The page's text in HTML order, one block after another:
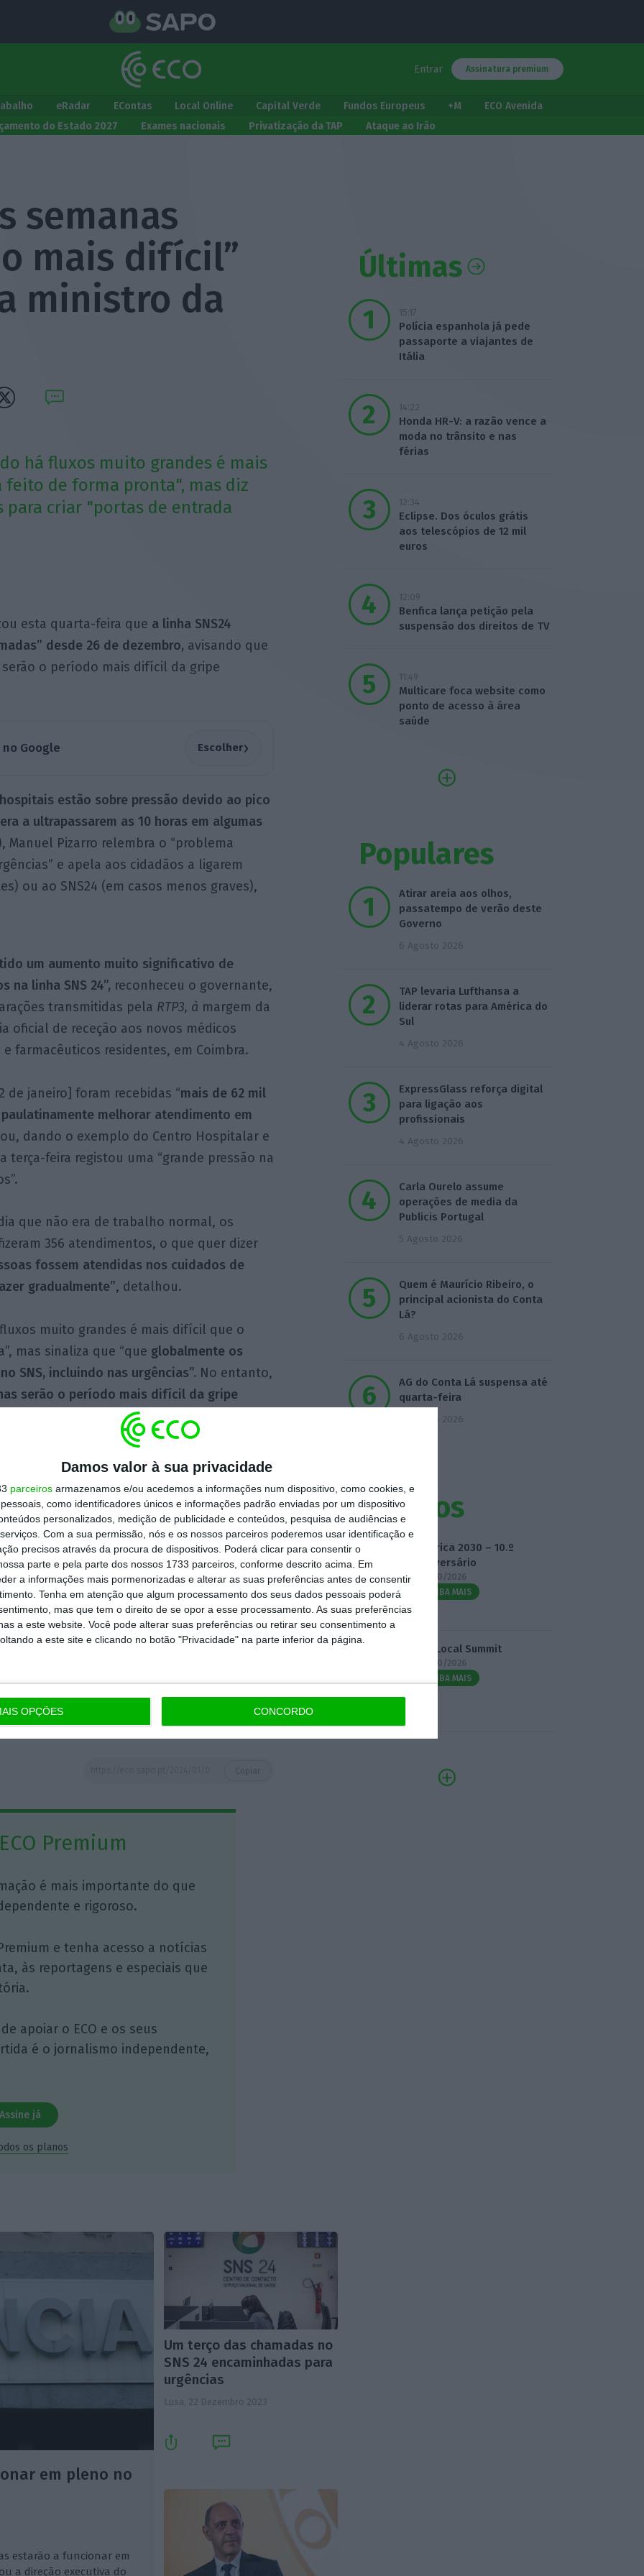
Damos valor à sua privacidade
parceiros armazenamos e/ou acedemos a informações num dispositivo, como cookies, e
como identificadores únicos e informações padrão enviadas por um dispositivo
personalizados, medição de publicidade e conteúdos, pesquisa de audiências e
Com a sua permissão, nós e os nossos parceiros poderemos usar identificação e
precisos através da procura de dispositivos. Poderá clicar para consentir o
parte e pela parte dos nossos 1733 parceiros, conforme descrito acima. Em
a informações mais pormenorizadas e alterar as suas preferências antes de consentir
Tenha em atenção que algum processamento dos seus dados pessoais poderá
mas que tem o direito de se opor a esse processamento. As suas preferências
a este website. Você pode alterar suas preferências ou retirar seu consentimento a
a este site e clicando no botão "Privacidade" na parte inferior da página.
OPÇÕES CONCORDO
Entrar Assinatura premium
eRadar EContas Local Online Capital Verde Fundos Europeus +M
ECO Avenida
do Estado 2027 Exames nacionais Privatização da TAP Ataque ao Irão
semanas
mais difícil”
ministro da
há fluxos muito grandes é mais
de forma pronta", mas diz
para criar "portas de entrada
esta quarta-feira que a linha SNS24
desde 26 de dezembro, avisando que
serão o período mais difícil da gripe
Google Escolher›
estão sobre pressão devido ao pico
a ultrapassarem as 10 horas em algumas
Manuel Pizarro relembra o “problema
e apela aos cidadãos a ligarem
ou ao SNS24 (em casos menos graves),
um aumento muito significativo de
na linha SNS 24”, reconheceu o governante,
transmitidas pela RTP3, à margem da
oficial de receção aos novos médicos
farmacêuticos residentes, em Coimbra.
de janeiro] foram recebidas “mais de 62 mil
melhorar atendimento em
dando o exemplo do Centro Hospitalar e
terça-feira registou uma “grande pressão na
que não era de trabalho normal, os
356 atendimentos, o que quer dizer
fossem atendidas nos cuidados de
gradualmente”, detalhou.
muito grandes é mais difícil que o
mas sinaliza que “que globalmente os
SNS, incluindo nas urgências”. No entanto,
serão o período mais difícil da gripe
em
curso mudanças de forma a criar
dando como exemplo a criação de
mas avisa que são precisos “meses para
defendeu que a única solução para
mais profissionais, acusando o Governo de
vida das pessoas.
ao privado, sublinhando que a
privado, que vá, nós não somos contra
tem de ser opção”, sustentou o líder
Premium
é mais importante do que
e rigoroso.
e tenha acesso a notícias
às reportagens e especiais que
apoiar o ECO e os seus
é o jornalismo independente,
Assine já
os planos
Últimas
15:17
Polícia espanhola já pede
passaporte a viajantes de
Itália
14:22
Honda HR-V: a razão vence a
moda no trânsito e nas
férias
12:34
Eclipse. Dos óculos grátis
aos telescópios de 12 mil
euros
12:09
Benfica lança petição pela
suspensão dos direitos de TV
11:49
Multicare foca website como
ponto de acesso à área
saúde
Populares
Atirar areia aos olhos,
passatempo de verão deste
Governo
6 Agosto 2026
TAP levaria Lufthansa a
liderar rotas para América do
Sul
4 Agosto 2026
ExpressGlass reforça digital
para ligação aos
profissionais
4 Agosto 2026
Carla Ourelo assume
operações de media da
Publicis Portugal
5 Agosto 2026
Quem é Maurício Ribeiro, o
principal acionista do Conta
Lá?
6 Agosto 2026
AG do Conta Lá suspensa até
quarta-feira
6 Agosto 2026
Eventos
Fábrica 2030 – 10.º
Aniversário
14/10/2026
SAIBA MAIS
3.º Local Summit
07/10/2026
SAIBA MAIS
em pleno no
estarão a funcionar em
a direção executiva do
Um terço das chamadas no
SNS 24 encaminhadas para
urgências
Lusa, 22 Dezembro 2023